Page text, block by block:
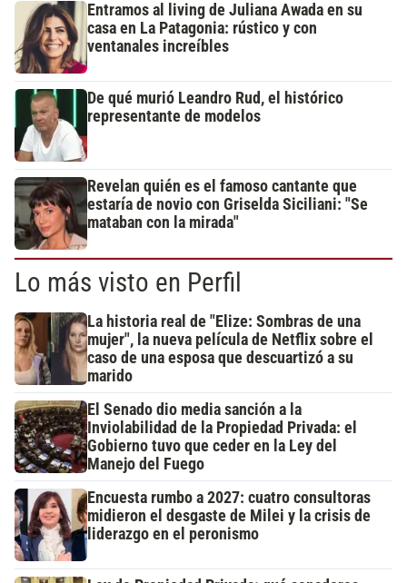
Entramos al living de Juliana Awada en su
casa en La Patagonia: rústico y con
ventanales increíbles
De qué murió Leandro Rud, el histórico
representante de modelos
Revelan quién es el famoso cantante que
estaría de novio con Griselda Siciliani: "Se
mataban con la mirada"
Lo más visto en Perfil
La historia real de "Elize: Sombras de una
mujer", la nueva película de Netflix sobre el
caso de una esposa que descuartizó a su
marido
El Senado dio media sanción a la
Inviolabilidad de la Propiedad Privada: el
Gobierno tuvo que ceder en la Ley del
Manejo del Fuego
Encuesta rumbo a 2027: cuatro consultoras
midieron el desgaste de Milei y la crisis de
liderazgo en el peronismo